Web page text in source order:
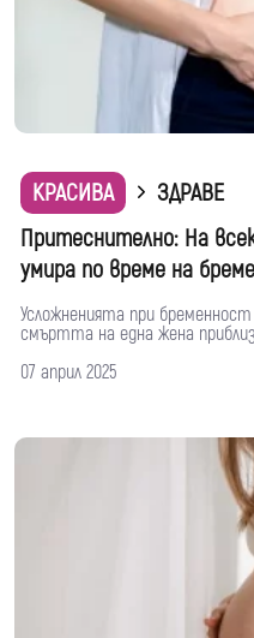
КРАСИВА
ЗДРАВЕ
Притеснително: На
умира по време на
Усложненията при
смъртта на една жена
07 април 2025